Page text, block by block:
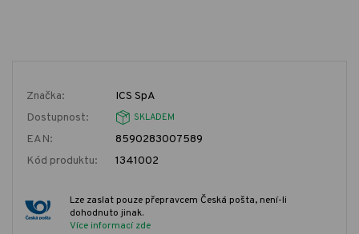
Značka:
ICS SpA
Dostupnost:
SKLADEM
EAN:
8590283007589
Kód produktu:
1341002
Lze zaslat pouze přepravcem Česká pošta, není-li
dohodnuto jinak.
Více informací zde